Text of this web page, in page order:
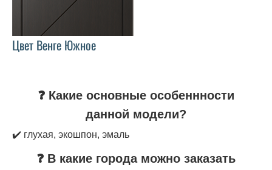
Цвет Венге Южное
❓ Какие основные особеннности
данной модели?
✔️ глухая, экошпон, эмаль
❓ В какие города можно заказать